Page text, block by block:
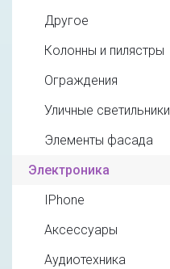
Другое
Колонны и пилястры
Ограждения
Уличные светильники
Элементы фасада
Электроника
IPhone
Аксессуары
Аудиотехника